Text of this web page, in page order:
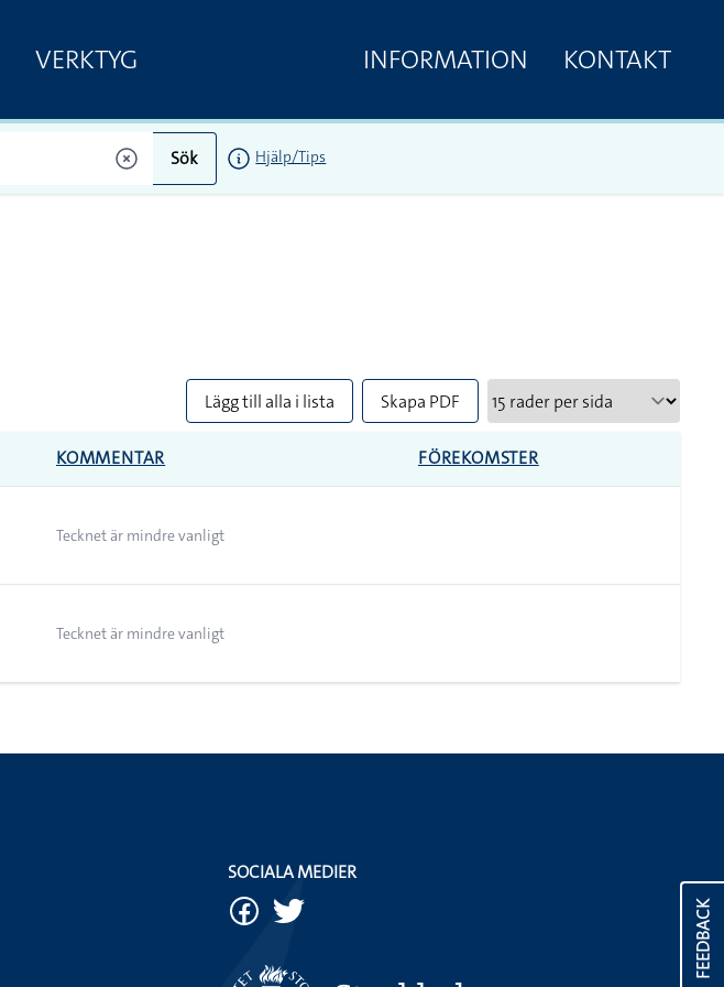
VERKTYG INFORMATION KONTAKT
Sök Hjälp/Tips
Lägg till alla i lista Skapa PDF
KOMMENTAR FÖREKOMSTER
Tecknet är mindre vanligt
Tecknet är mindre vanligt
FEEDBACK
SOCIALA MEDIER